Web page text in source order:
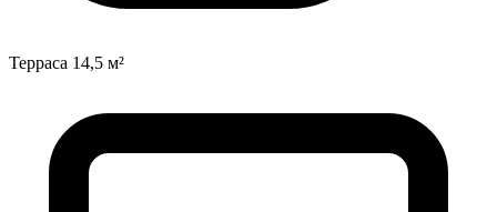
Терраса 14,5 м²